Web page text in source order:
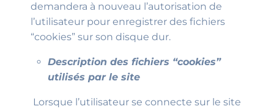
demandera à nouveau l’autorisation de
l’utilisateur pour enregistrer des fichiers
“cookies” sur son disque dur.
Description des fichiers “cookies”
utilisés par le site
Lorsque l’utilisateur se connecte sur le site